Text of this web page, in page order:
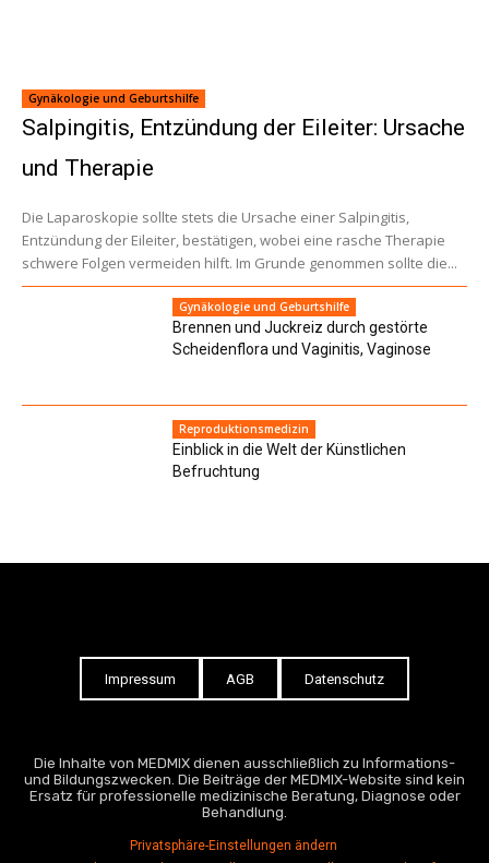
Gynäkologie und Geburtshilfe
Salpingitis, Entzündung der Eileiter: Ursache
und Therapie
Die Laparoskopie sollte stets die Ursache einer Salpingitis,
Entzündung der Eileiter, bestätigen, wobei eine rasche Therapie
schwere Folgen vermeiden hilft. Im Grunde genommen sollte die...
Gynäkologie und Geburtshilfe
Brennen und Juckreiz durch gestörte
Scheidenflora und Vaginitis, Vaginose
Reproduktionsmedizin
Einblick in die Welt der Künstlichen
Befruchtung
Impressum AGB Datenschutz
Die Inhalte von MEDMIX dienen ausschließlich zu Informations-
und Bildungszwecken. Die Beiträge der MEDMIX-Website sind kein
Ersatz für professionelle medizinische Beratung, Diagnose oder
Behandlung.
Privatsphäre-Einstellungen ändern